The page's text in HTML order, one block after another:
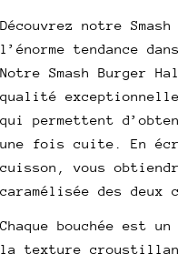
Découvrez notre
l’énorme tendance
Notre Smash Burger
qualité
qui permettent
une fois cuite. En
cuisson, vous
caramélisée des deux
Chaque bouchée
la texture
Partager ce produit
sur sur sur
Votre
nom
Votre
email
Votre
téléphone
Votre